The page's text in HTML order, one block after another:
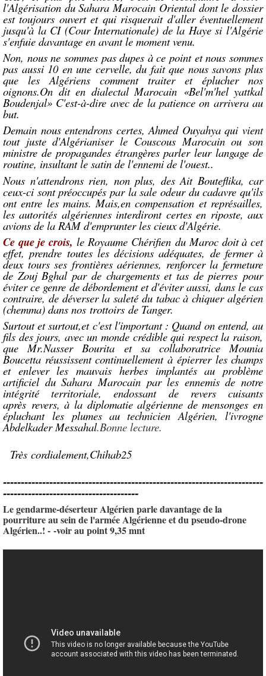
l'Algérisation du Sahara Marocain Oriental dont le dossier
est toujours ouvert et qui risquerait d'aller éventuellement
jusqu'à la CI (Cour Internationale) de la Haye si l'Algérie
s'enfuie davantage en avant le moment venu.
Non, nous ne sommes pas dupes à ce point et nous sommes
pas aussi 10 en une cervelle, du fait que nous savons plus
que les Algériens comment traiter et éplucher nos
oignons.On dit en dialectal Marocain «Bel'm'hel yattkal
Boudenjal» C'est-à-dire avec de la patience on arrivera au
but.
Demain nous entendrons certes, Ahmed Ouyahya qui vient
tout juste d'Algérianiser le Couscous Marocain ou son
ministre de propagandes étrangères parler leur langage de
routine, insultant le satin de l'ennemi de l'ouest..
Nous n'attendrons rien, non plus, des Ait Bouteflika, car
ceux-ci sont préoccupés par la sale odeur du cadavre qu'ils
ont entre les mains. Mais,en compensation et représailles,
les autorités algériennes interdiront certes en riposte, aux
avions de la RAM d'emprunter les cieux d'Algérie.
Ce que je crois, le Royaume Chérifien du Maroc doit à cet
effet, prendre toutes les décisions adéquates, de fermer à
deux tours ses frontières aériennes, renforcer la fermeture
de Zouj Bghal par de chargements et tas de pierres pour
éviter ce genre de débordement et d'éviter aussi, dans le cas
contraire, de déverser la saleté du tabac à chiquer algérien
(chemma) dans nos trottoirs de Tanger.
Surtout et surtout,et c'est l'important : Quand on entend, au
fils des jours, avec un monde crédible qui respect la raison,
que Mr.Nasser Bourita et sa collaboratrice Mounia
Boucetta réussissent continuellement à épierrer les champs
et enlever les mauvais herbes implantés au problème
artificiel du Sahara Marocain par les ennemis de notre
intégrité territoriale, endossant de revers cuisants
après revers, à la diplomatie algérienne de mensonges en
épluchant les plumes au technicien Algérien, l'ivrogne
Abdelkader Messahal.Bonne lecture.
Très cordialement,Chihab25
-------------------------------------------------------------------------
--------------------------------------
Le gendarme-déserteur Algérien parle davantage de la
pourriture au sein de l'armée Algérienne et du pseudo-drone
Algérien..! - -voir au point 9,35 mnt